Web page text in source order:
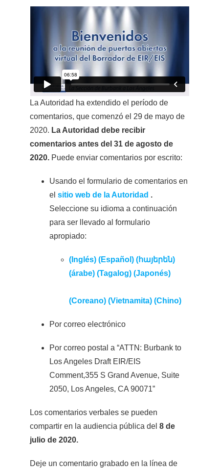
La Autoridad ha extendido el período de
comentarios, que comenzó el 29 de mayo de
2020. La Autoridad debe recibir
comentarios antes del 31 de agosto de
2020. Puede enviar comentarios por escrito:
Usando el formulario de comentarios en
elsitio web de la Autoridad .
Seleccione su idioma a continuación
para ser llevado al formulario
apropiado:
(Inglés) (Español) (հայերեն)
(árabe) (Tagalog) (Japonés)
(Coreano) (Vietnamita) (Chino)
Por correo electrónico
Por correo postal a “ATTN: Burbank to
Los Angeles Draft EIR/EIS
Comment,355 S Grand Avenue, Suite
2050, Los Angeles, CA 90071”
Los comentarios verbales se pueden
compartir en la audiencia pública del8 de
julio de 2020.
Deje un comentario grabado en la línea de